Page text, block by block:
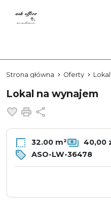
Strona główna Oferty
Lokal na wynajem
Dodaj do ulubionych
Drukuj
32.00 m² 40,00
ASO-LW-36478